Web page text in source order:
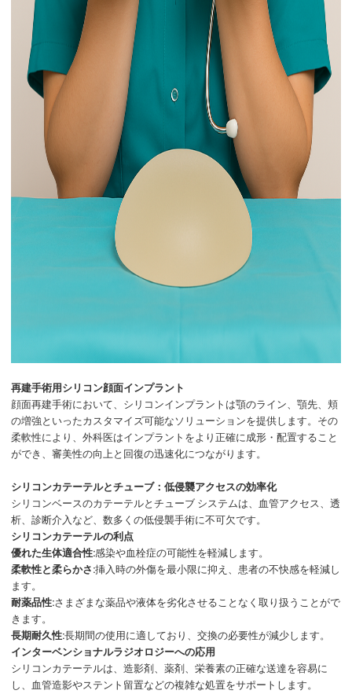
再建手術用シリコン顔面インプラント
顔面再建手術において、シリコンインプラントは顎のライン、顎先、頬
の増強といったカスタマイズ可能なソリューションを提供します。その
柔軟性により、外科医はインプラントをより正確に成形・配置すること
ができ、審美性の向上と回復の迅速化につながります。
シリコンカテーテルとチューブ：低侵襲アクセスの効率化
シリコンベースのカテーテルとチューブ システムは、血管アクセス、透
析、診断介入など、数多くの低侵襲手術に不可欠です。
シリコンカテーテルの利点
優れた生体適合性:感染や血栓症の可能性を軽減します。
柔軟性と柔らかさ:挿入時の外傷を最小限に抑え、患者の不快感を軽減し
ます。
耐薬品性:さまざまな薬品や液体を劣化させることなく取り扱うことがで
きます。
長期耐久性:長期間の使用に適しており、交換の必要性が減少します。
インターベンショナルラジオロジーへの応用
シリコンカテーテルは、造影剤、薬剤、栄養素の正確な送達を容易に
し、血管造影やステント留置などの複雑な処置をサポートします。